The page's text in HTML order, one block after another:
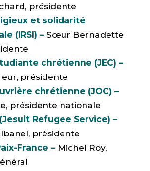
présidente
et solidarité
(IRSI) – Sœur Bernadette
chrétienne (JEC) –
présidente
chrétienne (JOC) –
présidente nationale
Refugee Service) –
présidente
France – Michel Roy,